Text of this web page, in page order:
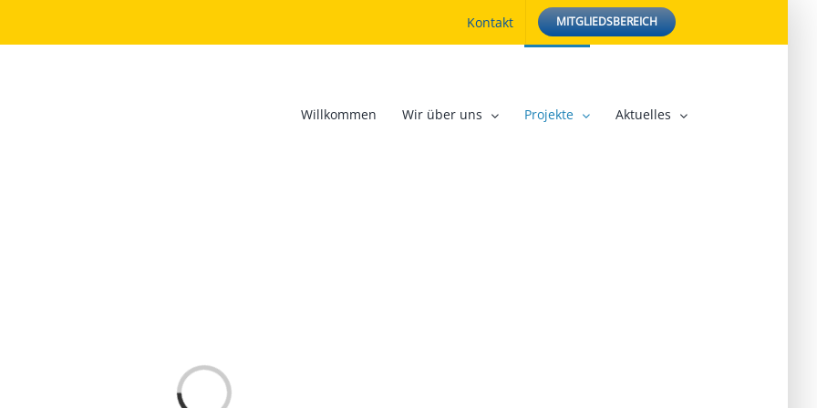
Kontakt MITGLIEDSBEREICH
Willkommen Wir über uns Projekte Aktuelles